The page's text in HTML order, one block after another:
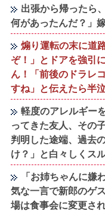
出張から帰ったら
何があったんだ？
煽り運転の末に道
ぞ！」とドアを強引
ん！「前後のドラレ
すね」と伝えたら半
軽度のアレルギー
ってきた友人、その
判明した途端、過去
け？」と白々しくス
「お姉ちゃんに嫌
気な一言で新郎のゲ
場は食事会に変更さ